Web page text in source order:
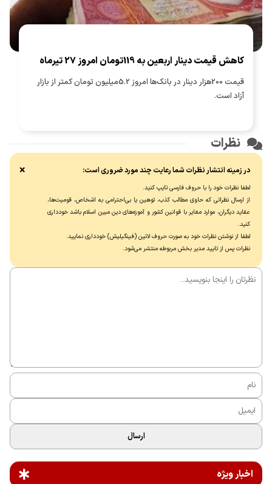
کاهش قیمت دینار اربعین به 119تومان امروز 27 تیرماه
قیمت 200هزار دینار در بانک‌ها امروز 5.2میلیون تومان کمتر از بازار
آزاد است.
نظرات
در زمینه انتشار نظرات شما رعایت چند مورد ضروری است:
لطفا نظرات خود را با حروف فارسی تایپ کنید.
از ارسال نظراتی که حاوی مطالب کذب، توهین یا بی‌احترامی به اشخاص، قومیت‌ها،
عقاید دیگران، موارد مغایر با قوانین کشور و آموزه‌های دین مبین اسلام باشد خودداری
کنید.
لطفا از نوشتن نظرات خود به صورت حروف لاتین (فینگیلیش) خودداری نماييد.
نظرات پس از تایید مدیر بخش مربوطه منتشر می‌شود.
×
ارسال
اخبار ویژه